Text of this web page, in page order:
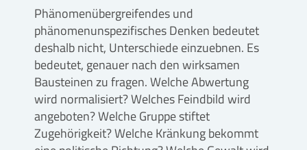
Phänomenübergreifendes und
phänomenunspezifisches Denken bedeutet
deshalb nicht, Unterschiede einzuebnen. Es
bedeutet, genauer nach den wirksamen
Bausteinen zu fragen. Welche Abwertung
wird normalisiert? Welches Feindbild wird
angeboten? Welche Gruppe stiftet
Zugehörigkeit? Welche Kränkung bekommt